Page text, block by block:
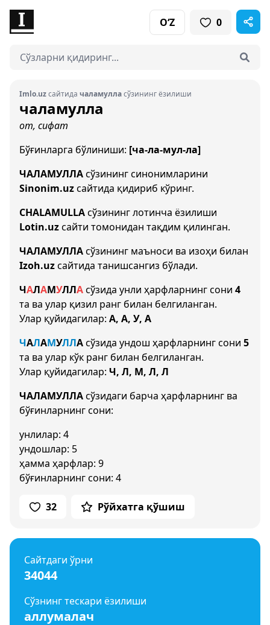
O‘Z 0
Imlo.uzсайтида чаламулласўзининг ёзилиши
чаламулла
от, сифат
Бўғинларга бўлиниши: [ча-ла-мул-ла]
ЧАЛАМУЛЛАсўзининг синонимларини
Sinonim.uzсайтида қидириб кўринг.
CHALAMULLAсўзининг лотинча ёзилиши
Lotin.uzсайти томонидан тақдим қилинган.
ЧАЛАМУЛЛАсўзининг маъноси ва изоҳи билан
Izoh.uzсайтида танишсангиз бўлади.
ЧАЛАМУЛЛАсўзида унли ҳарфларнинг сони 4
та ва улар қизил ранг билан белгиланган.
Улар қуйидагилар: А, А, У, А
ЧАЛАМУЛЛАсўзида ундош ҳарфларнинг сони 5
та ва улар кўк ранг билан белгиланган.
Улар қуйидагилар: Ч, Л, М, Л, Л
ЧАЛАМУЛЛАсўзидаги барча ҳарфларнинг ва
бўғинларнинг сони:
унлилар: 4
ундошлар: 5
ҳамма ҳарфлар: 9
бўғинларнинг сони: 4
32 Рўйхатга қўшиш
Сайтдаги ўрни
34044
Сўзнинг тескари ёзилиши
аллумалач